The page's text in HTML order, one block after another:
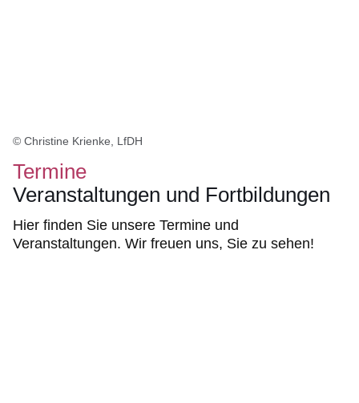
© Christine Krienke, LfDH
Termine
Veranstaltungen und Fortbildungen
Hier finden Sie unsere Termine und
Veranstaltungen. Wir freuen uns, Sie zu sehen!